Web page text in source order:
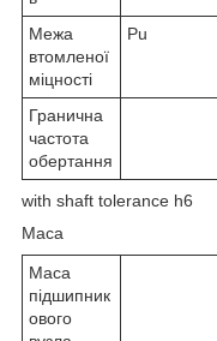
Межа
втомленої
міцності
Pu
Гранична
частота
обертання
with shaft tolerance h6
Маса
Маса
підшипник
ового